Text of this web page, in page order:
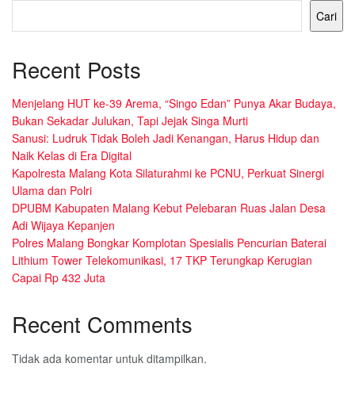
Cari
Recent Posts
Menjelang HUT ke-39 Arema, “Singo Edan” Punya Akar Budaya,
Bukan Sekadar Julukan, Tapi Jejak Singa Murti
Sanusi: Ludruk Tidak Boleh Jadi Kenangan, Harus Hidup dan
Naik Kelas di Era Digital
Kapolresta Malang Kota Silaturahmi ke PCNU, Perkuat Sinergi
Ulama dan Polri
DPUBM Kabupaten Malang Kebut Pelebaran Ruas Jalan Desa
Adi Wijaya Kepanjen
Polres Malang Bongkar Komplotan Spesialis Pencurian Baterai
Lithium Tower Telekomunikasi, 17 TKP Terungkap Kerugian
Capai Rp 432 Juta
Recent Comments
Tidak ada komentar untuk ditampilkan.